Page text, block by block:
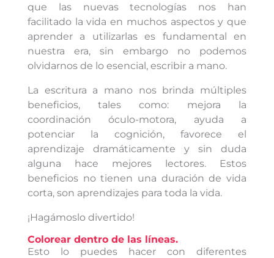
que las nuevas tecnologías nos han
facilitado la vida en muchos aspectos y que
aprender a utilizarlas es fundamental en
nuestra era, sin embargo no podemos
olvidarnos de lo esencial, escribir a mano.
La escritura a mano nos brinda múltiples
beneficios, tales como: mejora la
coordinación óculo-motora, ayuda a
potenciar la cognición, favorece el
aprendizaje dramáticamente y sin duda
alguna hace mejores lectores. Estos
beneficios no tienen una duración de vida
corta, son aprendizajes para toda la vida.
¡Hagámoslo divertido!
Colorear dentro de las líneas.
Esto lo puedes hacer con diferentes